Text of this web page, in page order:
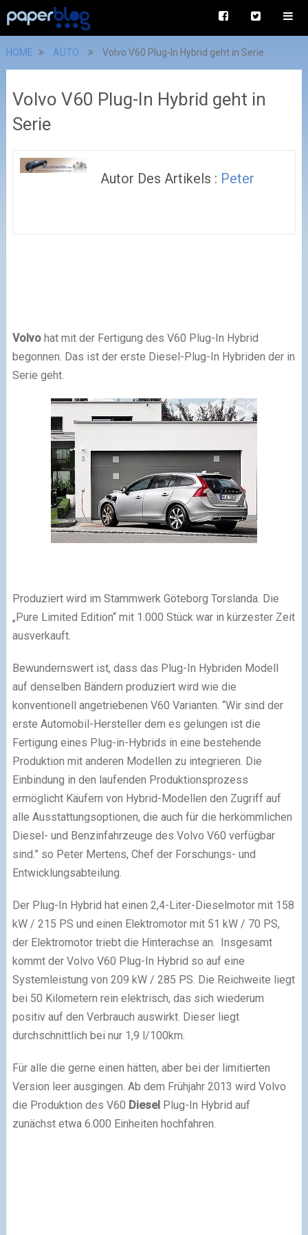
HOME AUTO Volvo V60 Plug-In Hybrid geht in Serie
Volvo V60 Plug-In Hybrid geht in
Serie
Autor Des Artikels : Peter
Volvohat mit der Fertigung des V60 Plug-In Hybrid
begonnen. Das ist der erste Diesel-Plug-In Hybriden der in
Serie geht.
Produziert wird im Stammwerk Göteborg Torslanda. Die
„Pure Limited Edition“ mit 1.000 Stück war in kürzester Zeit
ausverkauft.
Bewundernswert ist, dass das Plug-In Hybriden Modell
auf denselben Bändern produziert wird wie die
konventionell angetriebenen V60 Varianten. “Wir sind der
erste Automobil-Hersteller dem es gelungen ist die
Fertigung eines Plug-in-Hybrids in eine bestehende
Produktion mit anderen Modellen zu integrieren. Die
Einbindung in den laufenden Produktionsprozess
ermöglicht Käufern von Hybrid-Modellen den Zugriff auf
alle Ausstattungsoptionen, die auch für die herkömmlichen
Diesel- und Benzinfahrzeuge des Volvo V60 verfügbar
sind.” so Peter Mertens, Chef der Forschungs- und
Entwicklungsabteilung.
Der Plug-In Hybrid hat einen 2,4-Liter-Dieselmotor mit 158
kW / 215 PS und einen Elektromotor mit 51 kW / 70 PS,
der Elektromotor triebt die Hinterachse an. Insgesamt
kommt der Volvo V60 Plug-In Hybrid so auf eine
Systemleistung von 209 kW / 285 PS. Die Reichweite liegt
bei 50 Kilometern rein elektrisch, das sich wiederum
positiv auf den Verbrauch auswirkt. Dieser liegt
durchschnittlich bei nur 1,9 l/100km.
Für alle die gerne einen hätten, aber bei der limitierten
Version leer ausgingen. Ab dem Frühjahr 2013 wird Volvo
die Produktion des V60 DieselPlug-In Hybrid auf
zunächst etwa 6.000 Einheiten hochfahren.